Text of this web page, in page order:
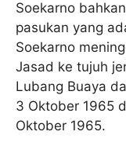
Soekarno
pasukan yang
Soekarno
Jasad ke tujuh
Lubang Buaya
3 Oktober 1965
Oktober 1965.